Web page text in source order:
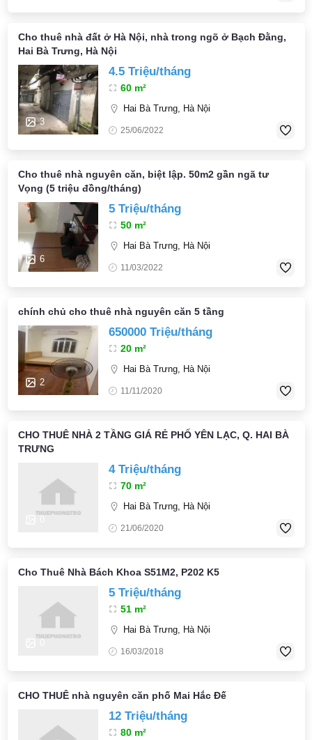
Cho thuê nhà đất ở Hà Nội, nhà trong ngõ ở Bạch Đằng,
Hai Bà Trưng, Hà Nội
3
4.5 Triệu/tháng
60 m²
Hai Bà Trưng, Hà Nội
25/06/2022
Cho thuê nhà nguyên căn, biệt lập. 50m2 gần ngã tư
Vọng (5 triệu đồng/tháng)
6
5 Triệu/tháng
50 m²
Hai Bà Trưng, Hà Nội
11/03/2022
chính chủ cho thuê nhà nguyên căn 5 tầng
2
650000 Triệu/tháng
20 m²
Hai Bà Trưng, Hà Nội
11/11/2020
CHO THUÊ NHÀ 2 TẦNG GIÁ RẺ PHỐ YÊN LẠC, Q. HAI BÀ
TRƯNG
4 Triệu/tháng
70 m²
Hai Bà Trưng, Hà Nội
21/06/2020
Cho Thuê Nhà Bách Khoa S51M2, P202 K5
5 Triệu/tháng
51 m²
Hai Bà Trưng, Hà Nội
16/03/2018
CHO THUÊ nhà nguyên căn phố Mai Hắc Đế
12 Triệu/tháng
80 m²